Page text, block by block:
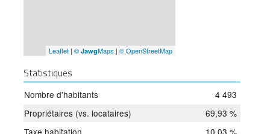
Leaflet| © JawgMaps | © OpenStreetMap
Statistiques
Nombre d'habitants
4 493
Propriétaires (vs. locataires)
69,93 %